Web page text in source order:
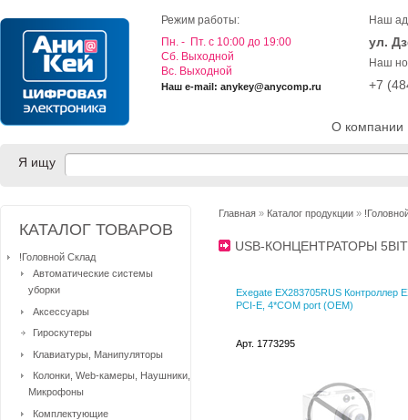
О компании
Режим работы:
Пн. - Пт. с 10:00 до 19:00
Cб. Выходной
Вс. Выходной
Наш e-mail: anykey@anycomp.ru
Наш
ул.
Наш
+7
Я ищу
Главная » Каталог продукции »
USB-КОНЦЕНТРАТОРЫ
Exegate EX283705RUS Контроллер
PCI-E, 4*COM port (OEM)
Арт. 1773295
КАТАЛОГ ТОВАРОВ
!Головной Склад
Автоматические системы
уборки
Аксессуары
Гироскутеры
Клавиатуры, Манипуляторы
Колонки, Web-камеры, Наушники,
Микрофоны
Комплектующие